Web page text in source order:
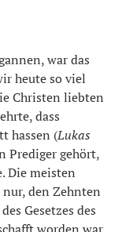
war das
heute so viel
Christen liebten
dass
hassen (Lukas
Prediger gehört,
Die meisten
den Zehnten
Gesetzes des